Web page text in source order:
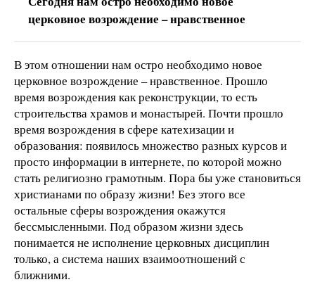
церковное возрождение – нравственное
В этом отношении нам остро необходимо новое
церковное возрождение – нравственное. Прошло
время возрождения как реконструкции, то есть
строительства храмов и монастырей. Почти прошло
время возрождения в сфере катехизации и
образования: появилось множество разных курсов и
просто информации в интернете, по которой можно
стать религиозно грамотным. Пора бы уже становиться
христианами по образу жизни! Без этого все
остальные сферы возрождения окажутся
бессмысленными. Под образом жизни здесь
понимается не исполнение церковных дисциплин
только, а система наших взаимоотношений с
ближними.